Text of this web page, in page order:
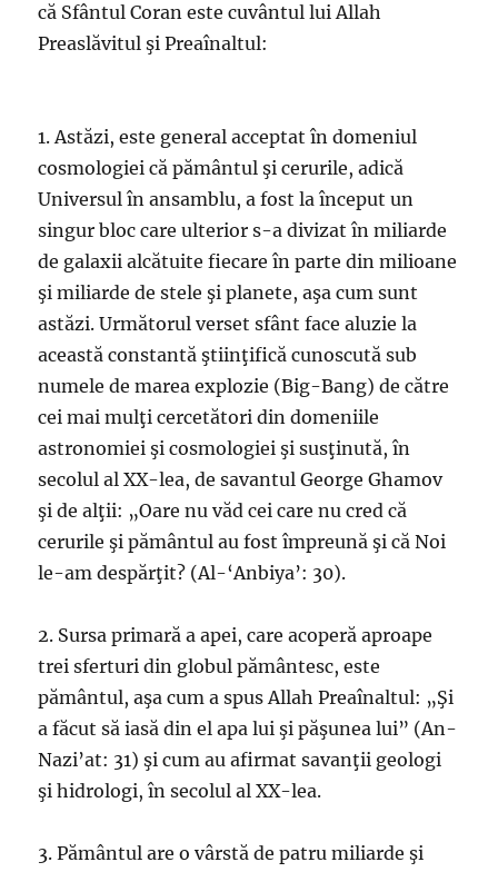
că Sfântul Coran este cuvântul lui Allah
Preaslăvitul şi Preaînaltul:
1. Astăzi, este general acceptat în domeniul
cosmologiei că pământul şi cerurile, adică
Universul în ansamblu, a fost la început un
singur bloc care ulterior s-a divizat în miliarde
de galaxii alcătuite fiecare în parte din milioane
şi miliarde de stele şi planete, aşa cum sunt
astăzi. Următorul verset sfânt face aluzie la
această constantă ştiinţifică cunoscută sub
numele de marea explozie (Big-Bang) de către
cei mai mulţi cercetători din domeniile
astronomiei şi cosmologiei şi susţinută, în
secolul al XX-lea, de savantul George Ghamov
şi de alţii: „Oare nu văd cei care nu cred că
cerurile şi pământul au fost împreună şi că Noi
le-am despărţit? (Al-‘Anbiya’: 30).
2. Sursa primară a apei, care acoperă aproape
trei sferturi din globul pământesc, este
pământul, aşa cum a spus Allah Preaînaltul: „Şi
a făcut să iasă din el apa lui şi păşunea lui” (An-
Nazi’at: 31) şi cum au afirmat savanţii geologi
şi hidrologi, în secolul al XX-lea.
3. Pământul are o vârstă de patru miliarde şi